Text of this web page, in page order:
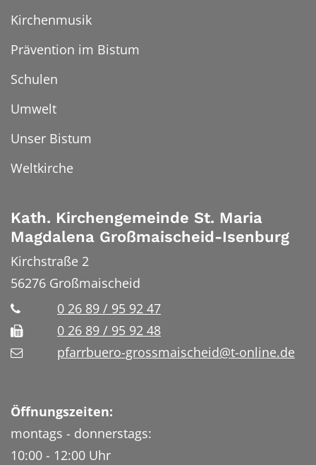
Kirchenmusik
Prävention im Bistum
Schulen
Umwelt
Unser Bistum
Weltkirche
Kath. Kirchengemeinde St. Maria
Magdalena Großmaischeid-Isenburg
Kirchstraße 2
56276 Großmaischeid
0 26 89 / 95 92 47
0 26 89 / 95 92 48
pfarrbuero-grossmaischeid@t-online.de
Öffnungszeiten:
montags - donnerstags:
10:00 - 12:00 Uhr